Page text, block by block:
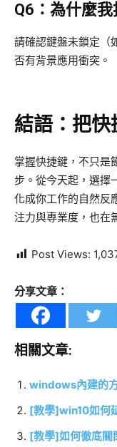
Q6：為什麼我
請確認鍵盤未鎖定（
否有背景應用衝突。
結語：把快
掌握快捷鍵，不只是
步。從今天起，選擇
化成你工作的自然反
注力與專業度，也在
Post Views:
分享文章：
相關文章:
windows內建的
[教學]win10如何
[教學]如何徹底關